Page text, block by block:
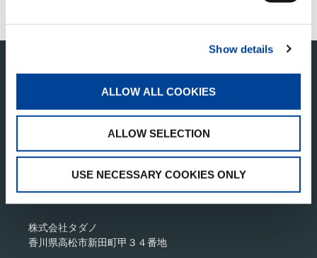
Show details
ALLOW ALL COOKIES
ALLOW SELECTION
USE NECESSARY COOKIES ONLY
タダノ・コーポレートサイト
株式会社タダノ
香川県高松市新田町甲３４番地